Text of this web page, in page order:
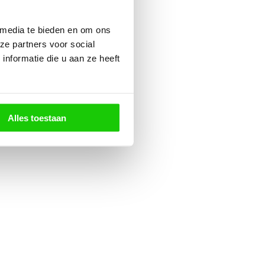
te bieden en om ons
partners voor social
die u aan ze heeft
Alles toestaan